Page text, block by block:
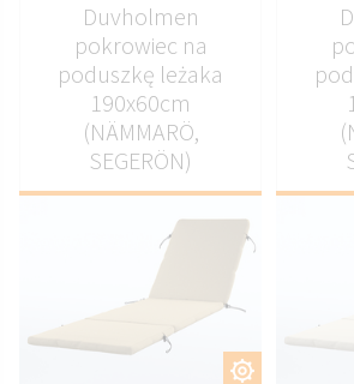
Duvholmen
pokrowiec na
poduszkę leżaka
190x60cm
(NÄMMARÖ,
SEGERÖN)